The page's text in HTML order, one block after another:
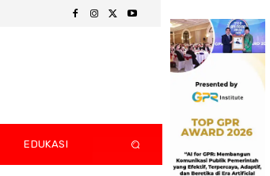
EDUKASI